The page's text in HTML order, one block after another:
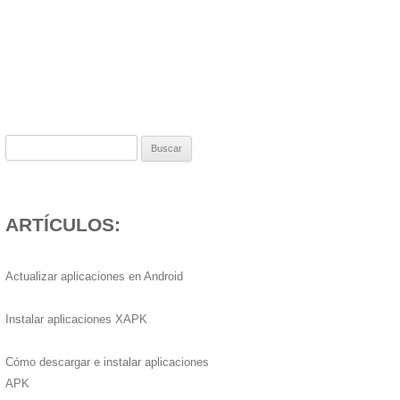
ARTÍCULOS:
Actualizar aplicaciones en Android
Instalar aplicaciones XAPK
Cómo descargar e instalar aplicaciones
APK